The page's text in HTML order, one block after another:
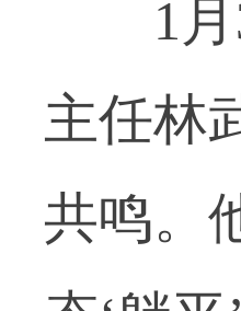
1月
主任林
共鸣。